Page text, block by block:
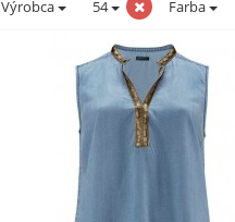
Výrobca 54 Farba